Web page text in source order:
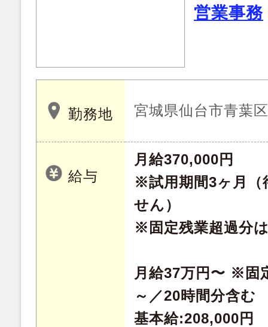
営業事務
勤務地 宮城県仙台市青葉
給与
月給370,000円
※試用期間3ヶ月（
せん）
※固定残業超過分
月給37万円〜 ※固
～／20時間分含む
基本給:208,000円